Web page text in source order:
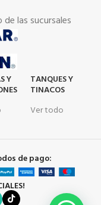
las sucursales
Y TANQUES Y
TINACOS
Ver todo
de pago: